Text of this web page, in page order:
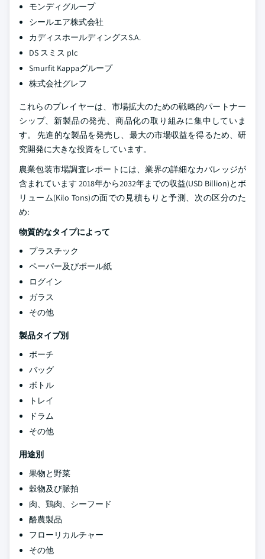
モンディグループ
シールエア株式会社
カディスホールディングスS.A.
DS スミス plc
Smurfit Kappaグループ
株式会社グレフ
これらのプレイヤーは、市場拡大のための戦略的パートナー
シップ、新製品の発売、商品化の取り組みに集中していま
す。 先進的な製品を発売し、最大の市場収益を得るため、研
究開発に大きな投資をしています。
農業包装市場調査レポートには、業界の詳細なカバレッジが
含まれています 2018年から2032年までの収益(USD Billion)とボ
リューム(Kilo Tons)の面での見積もりと予測、次の区分のた
め:
物質的なタイプによって
プラスチック
ペーパー及びボール紙
ログイン
ガラス
その他
製品タイプ別
ポーチ
バッグ
ボトル
トレイ
ドラム
その他
用途別
果物と野菜
穀物及び脈拍
肉、鶏肉、シーフード
酪農製品
フローリカルチャー
その他